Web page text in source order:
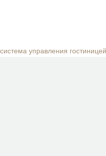
система управления